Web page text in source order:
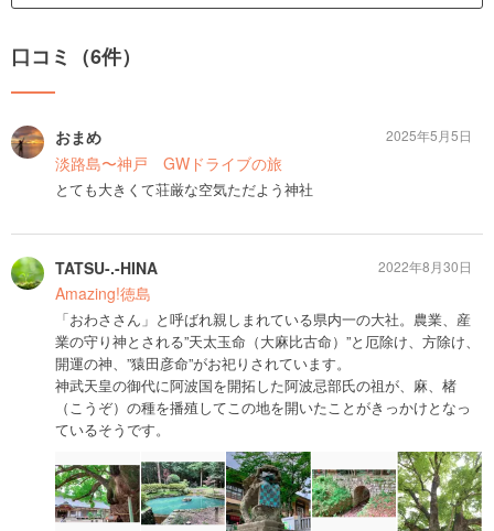
口コミ（6件）
おまめ
淡路島〜神戸 GWドライブの旅
とても大きくて荘厳な空気ただよう神社
2025年5月5日
TATSU-.-HINA
Amazing!徳島
「おわささん」と呼ばれ親しまれている県内一の大社。農業、産
業の守り神とされる”天太玉命（大麻比古命）”と厄除け、方除け、
開運の神、”猿田彦命”がお祀りされています。
神武天皇の御代に阿波国を開拓した阿波忌部氏の祖が、麻、楮
（こうぞ）の種を播殖してこの地を開いたことがきっかけとなっ
ているそうです。
2022年8月30日